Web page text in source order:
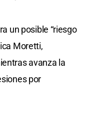
un posible “riesgo
Moretti,
avanza la
por